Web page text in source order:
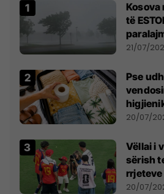
Kosova
të
21/07/
Pse
20/07/
Vëllai i
sërish
20/07/